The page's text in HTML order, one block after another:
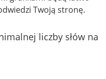
Twoją stronę.
liczby słów na